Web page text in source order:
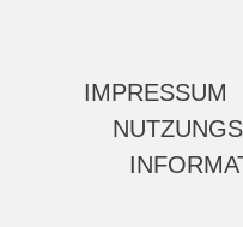
IMPRESSUM